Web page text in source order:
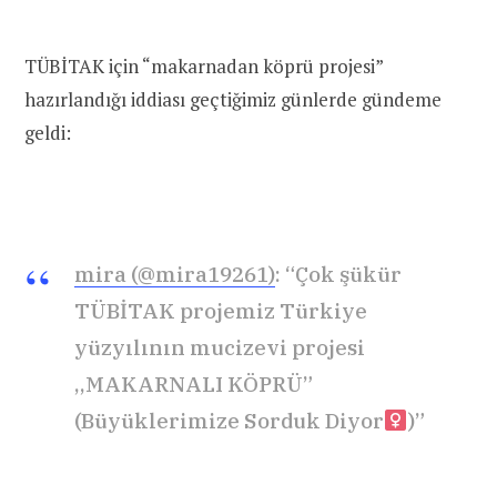
TÜBİTAK için “makarnadan köprü projesi”
hazırlandığı iddiası geçtiğimiz günlerde gündeme
geldi:
mira (@mira19261): “Çok şükür
TÜBİTAK projemiz Türkiye
yüzyılının mucizevi projesi
,,MAKARNALI KÖPRÜ”
(Büyüklerimize Sorduk Diyor‍
)”